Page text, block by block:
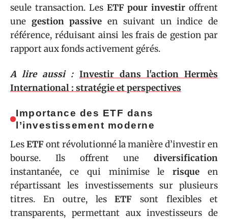
seule transaction. Les ETF pour investir offrent
une gestion passive en suivant un indice de
référence, réduisant ainsi les frais de gestion par
rapport aux fonds activement gérés.
A lire aussi : Investir dans l'action Hermès
International : stratégie et perspectives
Importance des ETF dans
l’investissement moderne
LesETFont révolutionné la manière d’investir en
bourse. Ils offrent une diversification
instantanée, ce qui minimise lerisque en
répartissant les investissements sur plusieurs
titres. En outre, lesETF sont flexibles et
transparents, permettant aux investisseurs de